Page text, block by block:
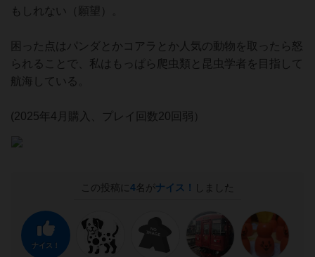
もしれない（願望）。
困った点はパンダとかコアラとか人気の動物を取ったら怒
られることで、私はもっぱら爬虫類と昆虫学者を目指して
航海している。
(2025年4月購入、プレイ回数20回弱）
この投稿に 4名がナイス！ しました
ナイス！